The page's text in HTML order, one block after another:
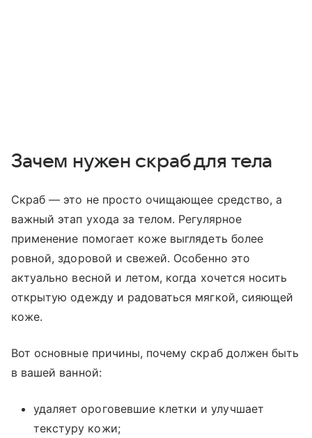
Зачем нужен скраб для тела
Скраб — это не просто очищающее средство, а
важный этап ухода за телом. Регулярное
применение помогает коже выглядеть более
ровной, здоровой и свежей. Особенно это
актуально весной и летом, когда хочется носить
открытую одежду и радоваться мягкой, сияющей
коже.
Вот основные причины, почему скраб должен быть
в вашей ванной:
удаляет ороговевшие клетки и улучшает
текстуру кожи;